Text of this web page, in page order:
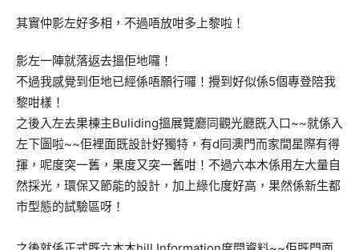
其實仲影左好多相，不過唔放咁多上黎啦！
影左一陣就落返去搵佢地囉！
不過我感覺到佢地已經係唔願行囉！攪到好似係5個專登陪我
黎咁樣！
之後入左去果棟主Buliding搵展覽廳同觀光廳既入口~~就係入
左下圖啦~~佢裡面既設計好獨特，有d同澳門而家間星際有得
揮，呢度突一舊，果度又突一舊咁！不過六本木係用左大量自
然採光，環保又節能的設計，加上綠化度好高，果然係新生都
市型態的試驗區呀！